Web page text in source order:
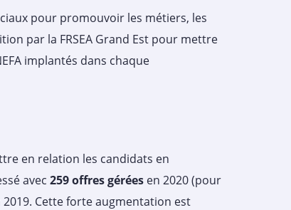
pour promouvoir les métiers, les
par la FRSEA Grand Est pour mettre
implantés dans chaque
en relation les candidats en
avec 259 offres gérées en 2020 (pour
Cette forte augmentation est